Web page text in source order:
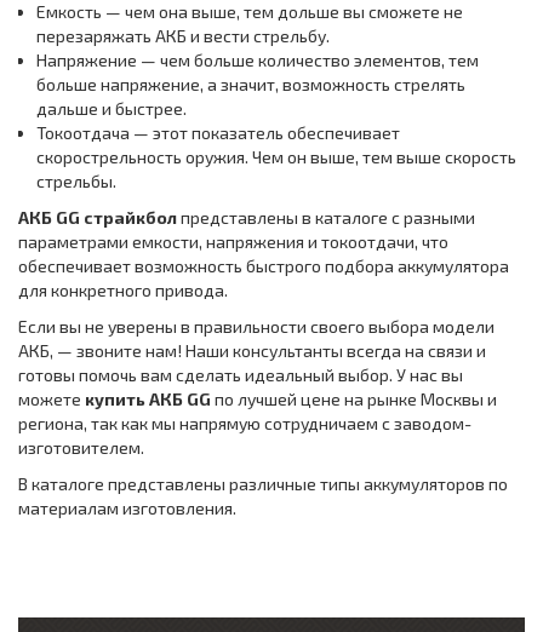
Емкость — чем она выше, тем дольше вы сможете не
перезаряжать АКБ и вести стрельбу.
Напряжение — чем больше количество элементов, тем
больше напряжение, а значит, возможность стрелять
дальше и быстрее.
Токоотдача — этот показатель обеспечивает
скорострельность оружия. Чем он выше, тем выше скорость
стрельбы.
АКБ GG страйкболпредставлены в каталоге с разными
параметрами емкости, напряжения и токоотдачи, что
обеспечивает возможность быстрого подбора аккумулятора
для конкретного привода.
Если вы не уверены в правильности своего выбора модели
АКБ, — звоните нам! Наши консультанты всегда на связи и
готовы помочь вам сделать идеальный выбор. У нас вы
можете купить АКБ GG по лучшей цене на рынке Москвы и
региона, так как мы напрямую сотрудничаем с заводом-
изготовителем.
В каталоге представлены различные типы аккумуляторов по
материалам изготовления.